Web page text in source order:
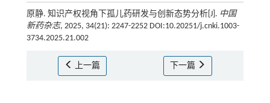
原静. 知识产权视角下孤儿药研发与创新态势分析[J]. 中国
新药杂志, 2025, 34(21): 2247-2252 DOI:10.20251/j.cnki.1003-
3734.2025.21.002
上一篇 下一篇